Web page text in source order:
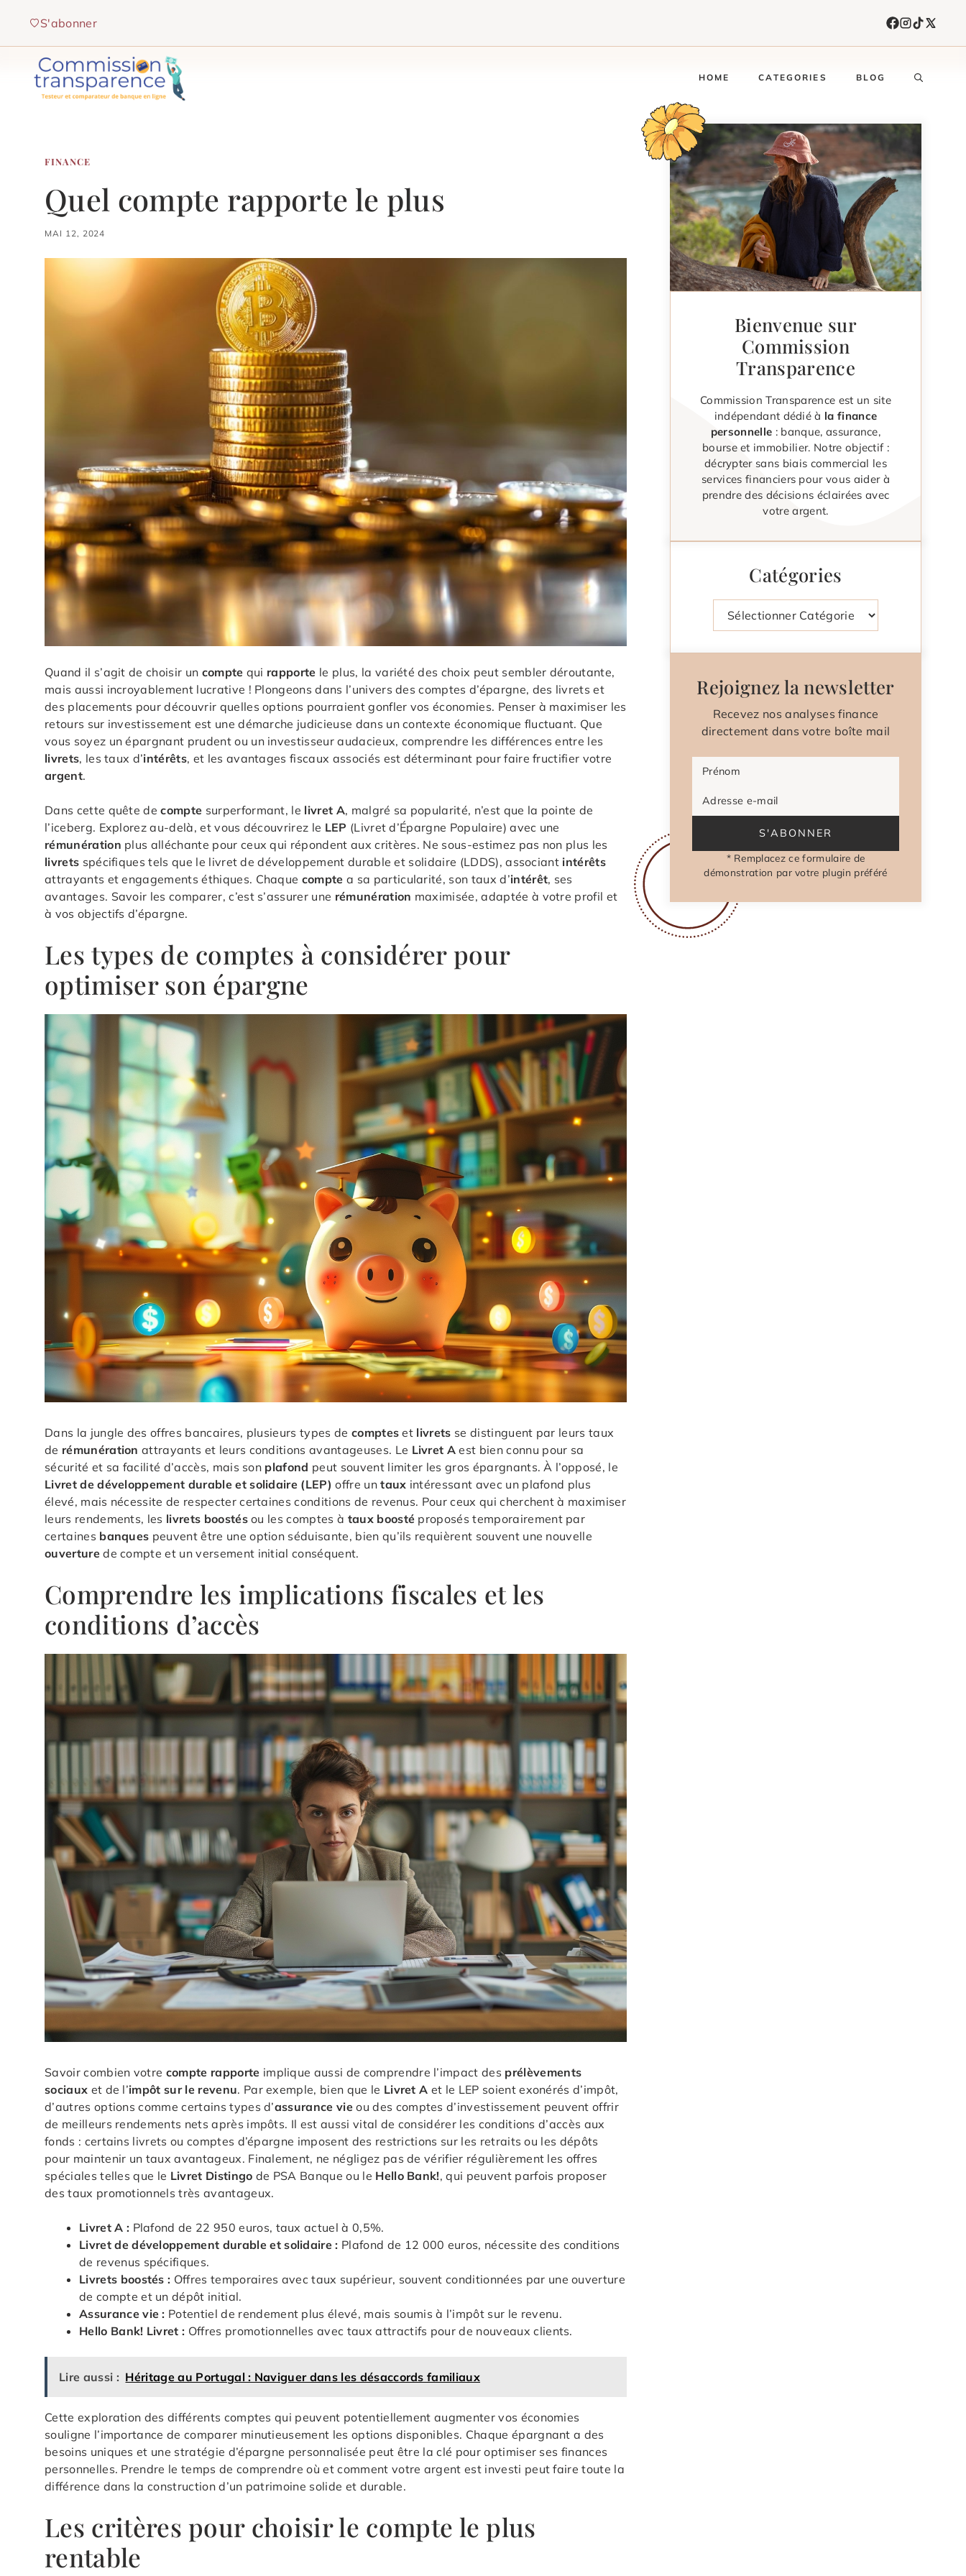
contenu
S'abonner
HOME CATEGORIES BLOG
FINANCE
Quel compte rapporte le plus
MAI 12, 2024
Quand il s’agit de choisir un compte qui rapporte le plus, la variété des choix peut sembler déroutante,
mais aussi incroyablement lucrative ! Plongeons dans l’univers des comptes d’épargne, des livrets et
des placements pour découvrir quelles options pourraient gonfler vos économies. Penser à maximiser les
retours sur investissement est une démarche judicieuse dans un contexte économique fluctuant. Que
vous soyez un épargnant prudent ou un investisseur audacieux, comprendre les différences entre les
livrets, les taux d’intérêts, et les avantages fiscaux associés est déterminant pour faire fructifier votre
argent.
Dans cette quête decompte surperformant, le livret A, malgré sa popularité, n’est que la pointe de
l’iceberg. Explorez au-delà, et vous découvrirez le LEP (Livret d’Épargne Populaire) avec une
rémunération plus alléchante pour ceux qui répondent aux critères. Ne sous-estimez pas non plus les
livrets spécifiques tels que le livret de développement durable et solidaire (LDDS), associant intérêts
attrayants et engagements éthiques. Chaque compte a sa particularité, son taux d’intérêt, ses
avantages. Savoir les comparer, c’est s’assurer une rémunération maximisée, adaptée à votre profil et
à vos objectifs d’épargne.
Les types de comptes à considérer pour
optimiser son épargne
Dans la jungle des offres bancaires, plusieurs types de comptes et livrets se distinguent par leurs taux
de rémunération attrayants et leurs conditions avantageuses. Le Livret A est bien connu pour sa
sécurité et sa facilité d’accès, mais son plafond peut souvent limiter les gros épargnants. À l’opposé, le
Livret de développement durable et solidaire (LEP) offre untaux intéressant avec un plafond plus
élevé, mais nécessite de respecter certaines conditions de revenus. Pour ceux qui cherchent à maximiser
leurs rendements, les livrets boostésou les comptes à taux boosté proposés temporairement par
certaines banques peuvent être une option séduisante, bien qu’ils requièrent souvent une nouvelle
ouverturede compte et un versement initial conséquent.
Comprendre les implications fiscales et les
conditions d’accès
Savoir combien votre compte rapporte implique aussi de comprendre l’impact des prélèvements
sociaux et de l’impôt sur le revenu. Par exemple, bien que le Livret A et le LEP soient exonérés d’impôt,
d’autres options comme certains types d’assurance vieou des comptes d’investissement peuvent offrir
de meilleurs rendements nets après impôts. Il est aussi vital de considérer les conditions d’accès aux
fonds : certains livrets ou comptes d’épargne imposent des restrictions sur les retraits ou les dépôts
pour maintenir un taux avantageux. Finalement, ne négligez pas de vérifier régulièrement les offres
spéciales telles que le Livret Distingo de PSA Banque ou le Hello Bank!, qui peuvent parfois proposer
des taux promotionnels très avantageux.
Livret A : Plafond de 22 950 euros, taux actuel à 0,5%.
Livret de développement durable et solidaire : Plafond de 12 000 euros, nécessite des conditions
de revenus spécifiques.
Livrets boostés : Offres temporaires avec taux supérieur, souvent conditionnées par une ouverture
de compte et un dépôt initial.
Assurance vie : Potentiel de rendement plus élevé, mais soumis à l’impôt sur le revenu.
Hello Bank! Livret : Offres promotionnelles avec taux attractifs pour de nouveaux clients.
Lire aussi : Héritage au Portugal : Naviguer dans les désaccords familiaux
Cette exploration des différents comptes qui peuvent potentiellement augmenter vos économies
souligne l’importance de comparer minutieusement les options disponibles. Chaque épargnant a des
besoins uniques et une stratégie d’épargne personnalisée peut être la clé pour optimiser ses finances
personnelles. Prendre le temps de comprendre où et comment votre argent est investi peut faire toute la
différence dans la construction d’un patrimoine solide et durable.
Les critères pour choisir le compte le plus
rentable
Bienvenue sur
Commission
Transparence
Commission Transparence est un site
indépendant dédié à la finance
personnelle : banque, assurance,
bourse et immobilier. Notre objectif :
décrypter sans biais commercial les
services financiers pour vous aider à
prendre des décisions éclairées avec
votre argent.
Catégories
Catégories
Rejoignez la newsletter
Recevez nos analyses finance
directement dans votre boîte mail
Prénom
Adresse e-mail
S'ABONNER
* Remplacez ce formulaire de
démonstration par votre plugin préféré